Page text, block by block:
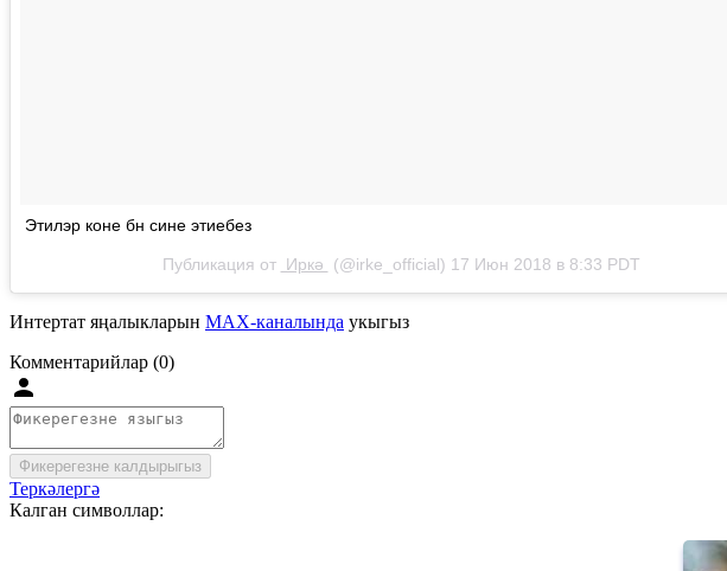
Этилэр коне бн сине этиебез
Публикация от Иркә (@irke_official) 17 Июн 2018 в 8:33 PDT
Интертат яңалыкларын MAX-каналында укыгыз
Комментарийлар (0)
Фикерегезне калдырыгыз
Теркәлергә
Калган символлар: